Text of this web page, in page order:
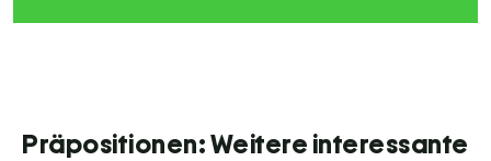
Präpositionen: Weitere interessante